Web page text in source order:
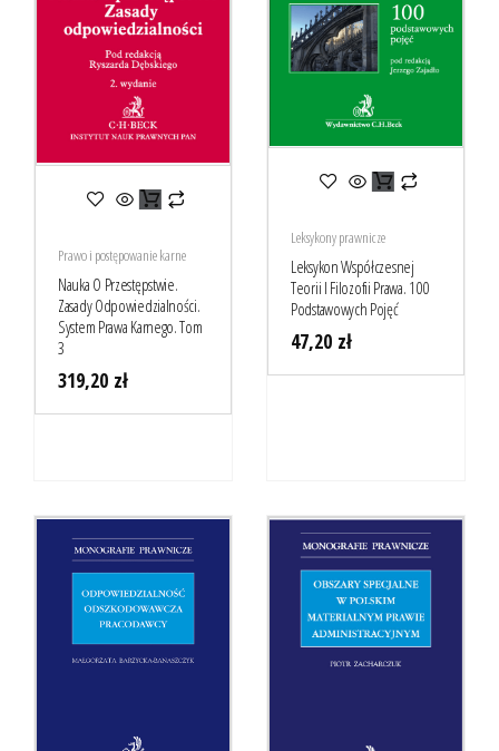
Prawo i postępowanie karne
Nauka O Przestępstwie.
Zasady Odpowiedzialności.
System Prawa Karnego. Tom
3
319,20 zł
Leksykony prawnicze
Leksykon Współczesnej
Teorii I Filozofii Prawa. 100
Podstawowych Pojęć
47,20 zł